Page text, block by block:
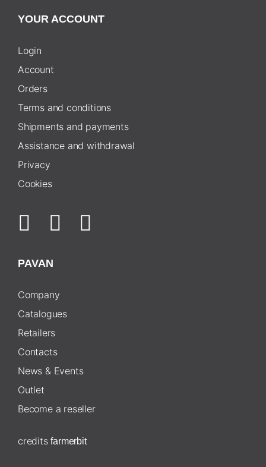
YOUR ACCOUNT
Login
Account
Orders
Terms and conditions
Shipments and payments
Assistance and withdrawal
Privacy
Cookies
PAVAN
Company
Catalogues
Retailers
Contacts
News & Events
Outlet
Become a reseller
creditsfarmerbit